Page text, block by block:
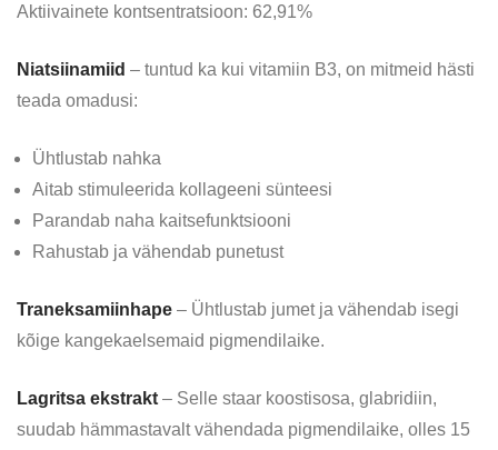
Aktiivainete kontsentratsioon: 62,91%
Niatsiinamiid – tuntud ka kui vitamiin B3, on mitmeid hästi
teada omadusi:
Ühtlustab nahka
Aitab stimuleerida kollageeni sünteesi
Parandab naha kaitsefunktsiooni
Rahustab ja vähendab punetust
Traneksamiinhape – Ühtlustab jumet ja vähendab isegi
kõige kangekaelsemaid pigmendilaike.
Lagritsa ekstrakt – Selle staar koostisosa, glabridiin,
suudab hämmastavalt vähendada pigmendilaike, olles 15